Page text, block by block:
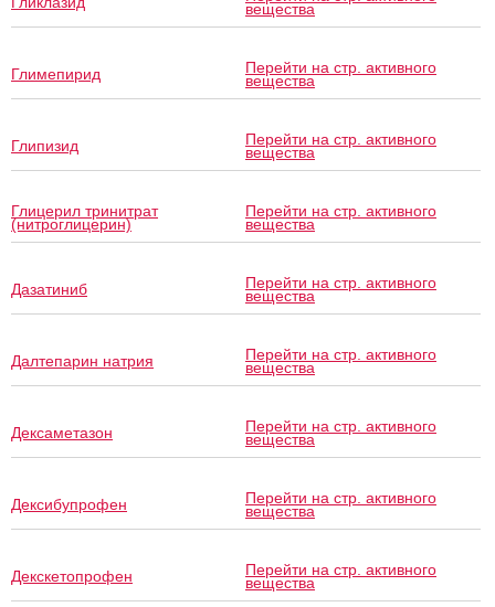
вещества
Глимепирид Перейти на стр. активного
вещества
Глипизид Перейти на стр. активного
вещества
Глицерил тринитрат
(нитроглицерин)
Перейти на стр. активного
вещества
Дазатиниб Перейти на стр. активного
вещества
Далтепарин натрия Перейти на стр. активного
вещества
Дексаметазон Перейти на стр. активного
вещества
Дексибупрофен Перейти на стр. активного
вещества
Декскетопрофен Перейти на стр. активного
вещества